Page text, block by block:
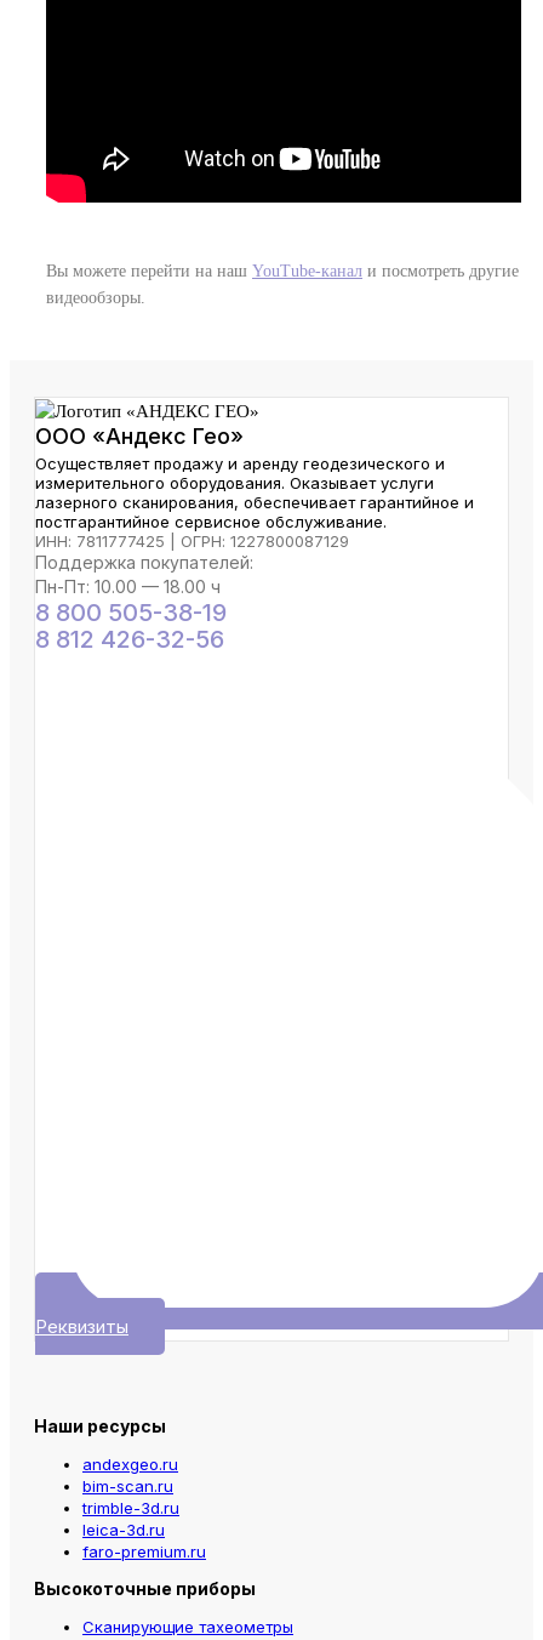
Вы можете перейти на наш YouTube-канал и посмотреть другие
видеообзоры.
ООО «Андекс Гео»
Осуществляет продажу и аренду геодезического и
измерительного оборудования. Оказывает услуги
лазерного сканирования, обеспечивает гарантийное и
постгарантийное сервисное обслуживание.
ИНН: 7811777425 | ОГРН: 1227800087129
Поддержка покупателей:
Пн-Пт: 10.00 — 18.00 ч
8 800 505-38-19
8 812 426-32-56
Реквизиты
Наши ресурсы
andexgeo.ru
bim-scan.ru
trimble-3d.ru
leica-3d.ru
faro-premium.ru
Высокоточные приборы
Сканирующие тахеометры